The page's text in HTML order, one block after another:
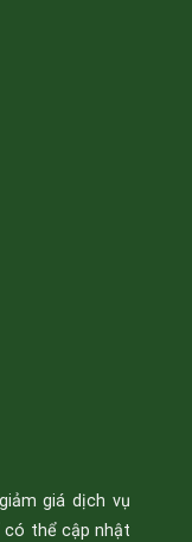
giá dịch vụ
có thể cập nhật